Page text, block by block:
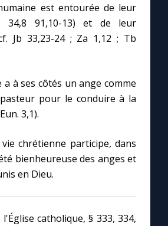
est entourée de leur
34,8 91,10-13) et de leur
Jb 33,23-24 ; Za 1,12 ; Tb
a à ses côtés un ange comme
pour le conduire à la
3,1).
chrétienne participe, dans
bienheureuse des anges et
en Dieu.
catholique, § 333, 334,